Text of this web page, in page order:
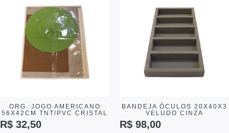
ORG. JOGO AMERICANO
56X42CM TNT/PVC CRISTAL
R$ 32,50
BANDEJA ÓCULOS 20X40X3
VELUDO CINZA
R$ 98,00